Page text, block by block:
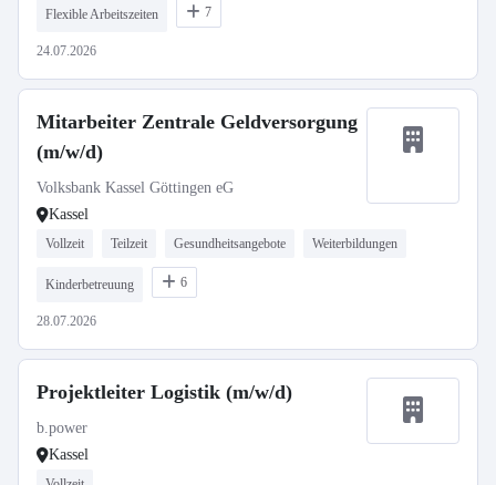
Flexible Arbeitszeiten 7
24.07.2026
Mitarbeiter Zentrale Geldversorgung
(m/w/d)
Volksbank Kassel Göttingen eG
Kassel
Vollzeit Teilzeit Gesundheitsangebote Weiterbildungen
Kinderbetreuung 6
28.07.2026
Projektleiter Logistik (m/w/d)
b.power
Kassel